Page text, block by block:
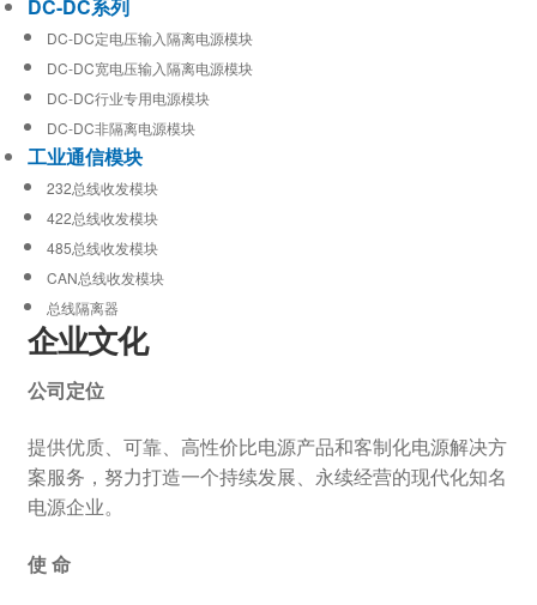
企业文化
公司定位
提供优质、可靠、高性价比电源产品和客制化电源解决方
案服务，努力打造一个持续发展、永续经营的现代化知名
电源企业。
使 命
DC-DC系列
DC-DC定电压输入隔离电源模块
DC-DC宽电压输入隔离电源模块
DC-DC行业专用电源模块
DC-DC非隔离电源模块
工业通信模块
232总线收发模块
422总线收发模块
485总线收发模块
CAN总线收发模块
总线隔离器